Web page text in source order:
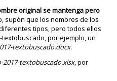
original se mantenga pero
supón que los nombres de los
tipos, pero todos ellos
por ejemplo, un
textobuscado.docx.
2017-textobuscado.xlsx, por